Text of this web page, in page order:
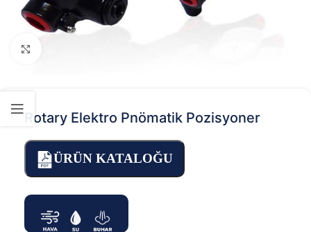
Rotary Elektro Pnömatik Pozisyoner
ÜRÜN KATALOĞU